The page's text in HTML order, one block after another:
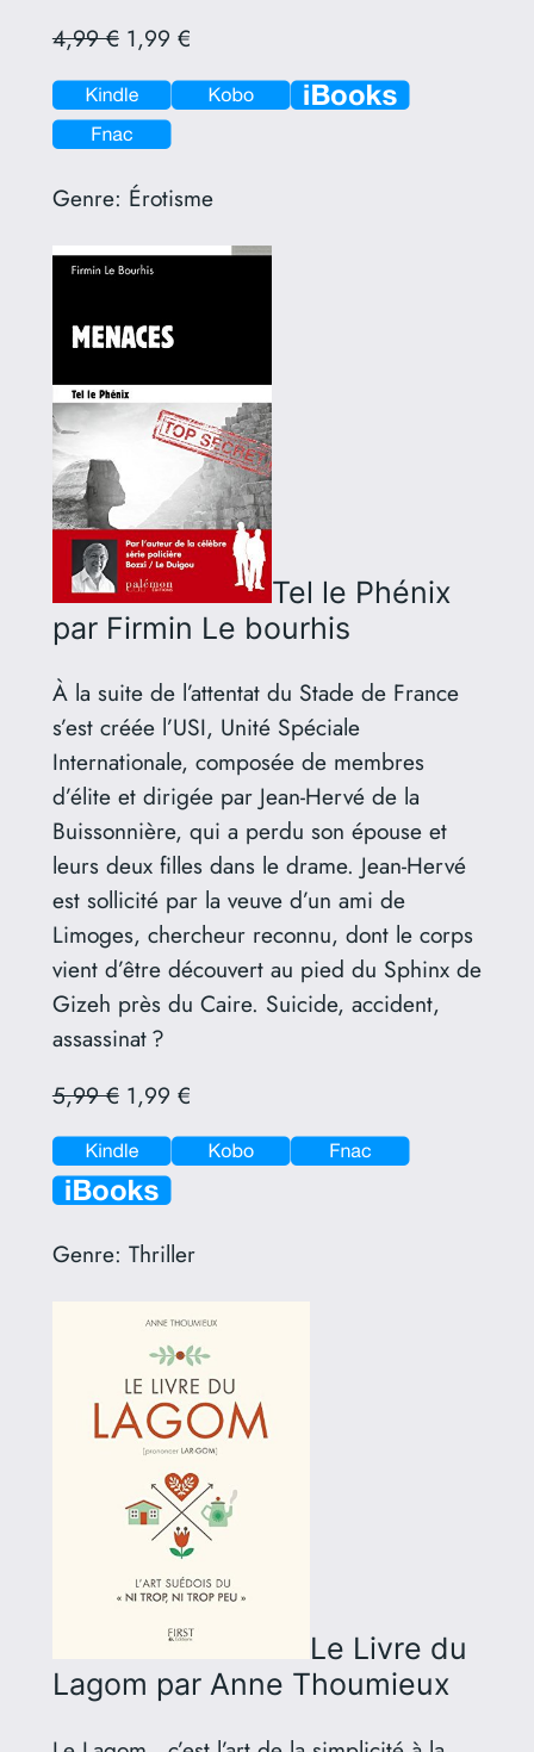
4,99 €1,99 €
Genre: Érotisme
Tel le Phénix
par Firmin Le bourhis
À la suite de l’attentat du Stade de France
s’est créée l’USI, Unité Spéciale
Internationale, composée de membres
d’élite et dirigée par Jean-Hervé de la
Buissonnière, qui a perdu son épouse et
leurs deux filles dans le drame. Jean-Hervé
est sollicité par la veuve d’un ami de
Limoges, chercheur reconnu, dont le corps
vient d’être découvert au pied du Sphinx de
Gizeh près du Caire. Suicide, accident,
assassinat ?
5,99 €1,99 €
Genre: Thriller
Le Livre du
Lagom par Anne Thoumieux